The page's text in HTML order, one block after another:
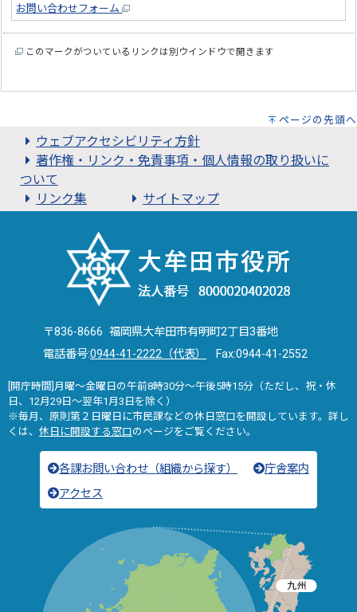
お問い合わせフォーム
このマークがついているリンクは別ウインドウで開きます
ページの先頭へ
ウェブアクセシビリティ方針
著作権・リンク・免責事項・個人情報の取り扱いに
ついて
リンク集
サイトマップ
〒836-8666 福岡県大牟田市有明町2丁目3番地
電話番号:0944-41-2222（代表） Fax:0944-41-2552
[開庁時間]月曜～金曜日の午前8時30分～午後5時15分（ただし、祝・休
日、12月29日～翌年1月3日を除く）
※毎月、原則第２日曜日に市民課などの休日窓口を開設しています。詳し
くは、 休日に開設する窓口のページをご覧ください。
各課お問い合わせ（組織から探す）
庁舎案内
アクセス